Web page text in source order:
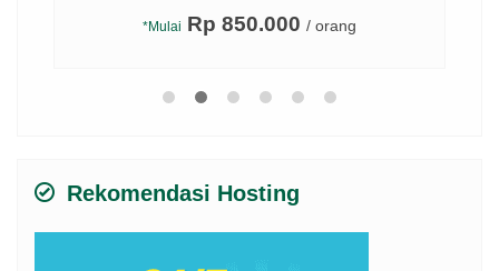
*Mulai Rp 850.000 / orang
Rekomendasi Hosting